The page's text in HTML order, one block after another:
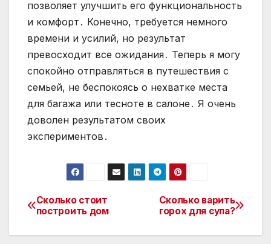
позволяет улучшить его функциональность
и комфорт․ Конечно, требуется немного
времени и усилий, но результат
превосходит все ожидания․ Теперь я могу
спокойно отправляться в путешествия с
семьей, не беспокоясь о нехватке места
для багажа или тесноте в салоне․ Я очень
доволен результатом своих
экспериментов․
Навигация
по
Сколько варить
горох для супа?
Сколько стоит
построить дом